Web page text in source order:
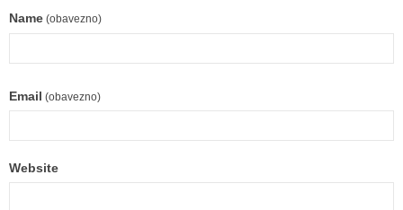
Name (obavezno)
Email (obavezno)
Website